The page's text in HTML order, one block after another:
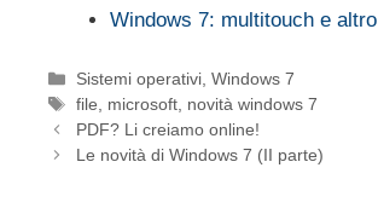
Windows 7: multitouch e altro
Categorie
Sistemi operativi,Windows 7
Tag
file, microsoft, novità windows 7
PDF? Li creiamo online!
Le novità di Windows 7 (II parte)